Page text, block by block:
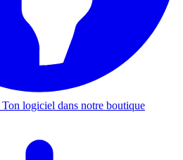
Ton logiciel dans notre boutique